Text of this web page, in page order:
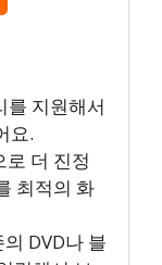
를 지원해서
요.
로 더 진정
최적의 화
DVD나 블